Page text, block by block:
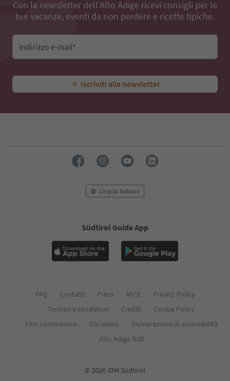
Con la newsletter dell’Alto Adige ricevi consigli per le
tue vacanze, eventi da non perdere e ricette tipiche.
Indirizzo e-mail*
Iscriviti alla newsletter
Lingua: Italiano
Südtirol Guide App
FAQ Contatti Press MICE
Privacy Policy
Termini e condizioni
Crediti
Cookie Policy
Film commission
Chi siamo
Dichiarazione di accessibilità
Alto Adige B2B
© 2026 IDM Südtirol